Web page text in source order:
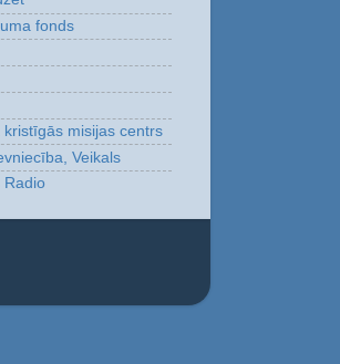
fonds
kristīgās misijas centrs
Veikals
Radio